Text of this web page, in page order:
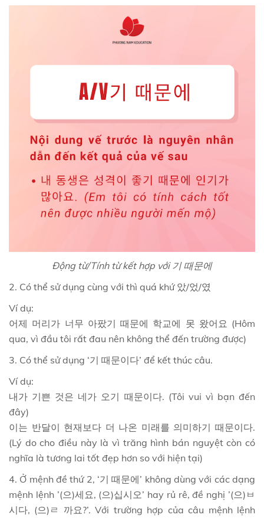
Động từ/Tính từ kết hợp với 기 때문에
2. Có thể sử dụng cùng với thì quá khứ 았/었/였
Ví dụ:
어제 머리가 너무 아팠기 때문에 학교에 못 왔어요 (Hôm
qua, vì đầu tôi rất đau nên không thể đến trường được)
3. Có thể sử dụng ‘기 때문이다’ để kết thúc câu.
Ví dụ:
내가 기쁜 것은 네가 오기 때문이다. (Tôi vui vì bạn đến
đây)
이는 반달이 현재보다 더 나온 미래를 의미하기 때문이다.
(Lý do cho điều này là vì trăng hình bán nguyệt còn có
nghĩa là tương lai tốt đẹp hơn so với hiện tại)
4. Ở mệnh đề thứ 2, ‘기 때문에’ không dùng với các dạng
mệnh lệnh ’(으)세요, (으)십시오’ hay rủ rê, đề nghị ’(으)ㅂ
시다, (으)ㄹ 까요?’. Với trường hợp của câu mệnh lệnh